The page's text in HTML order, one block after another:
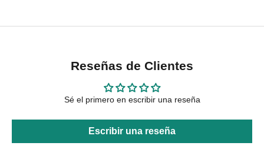
Reseñas de Clientes
Sé el primero en escribir una reseña
Escribir una reseña